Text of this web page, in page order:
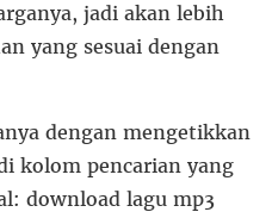
jadi akan lebih
yang sesuai dengan
dengan mengetikkan
kolom pencarian yang
download lagu mp3